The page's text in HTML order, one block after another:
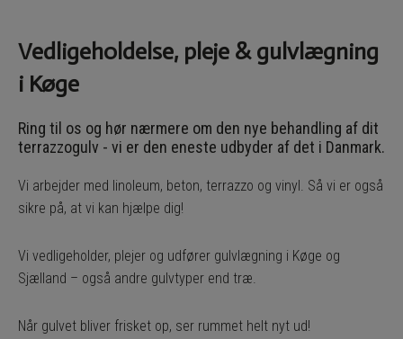
Vedligeholdelse, pleje & gulvlægning
i Køge
Ring til os og hør nærmere om den nye behandling af dit
terrazzogulv - vi er den eneste udbyder af det i Danmark.
Vi arbejder med linoleum, beton, terrazzo og vinyl. Så vi er også
sikre på, at vi kan hjælpe dig!
Vi vedligeholder, plejer og udfører gulvlægning i Køge og
Sjælland – også andre gulvtyper end træ.
Når gulvet bliver frisket op, ser rummet helt nyt ud!